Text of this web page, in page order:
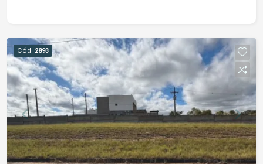
proporcionando conforto e elegância, além de
uma aconchegante sala de estar. Na área íntima,
dispõe de uma suíte com closet e mais três
dormitórios, garantindo espaço e privacidade
para toda a família ou equipe. Conta ainda com
banheiro social, copa, cozinha, despensa e porão,
oferecendo praticidade e excelente capacidade
de armazenamento. Na área externa, o amplo
pátio proporciona diversas possibilidades de
Cód. 2893